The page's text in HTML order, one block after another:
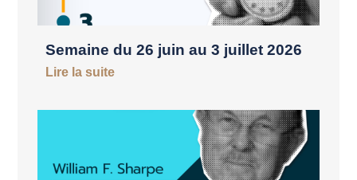
Semaine du 26 juin au 3 juillet 2026
Lire la suite